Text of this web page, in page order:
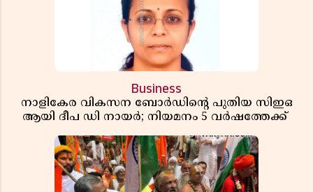
Business
നാളികേര വികസന ബോർഡിൻ്റെ പുതിയ സിഇഒ
ആയി ദീപ ഡി നായർ; നിയമനം 5 വർഷത്തേക്ക് ​​​​​​​